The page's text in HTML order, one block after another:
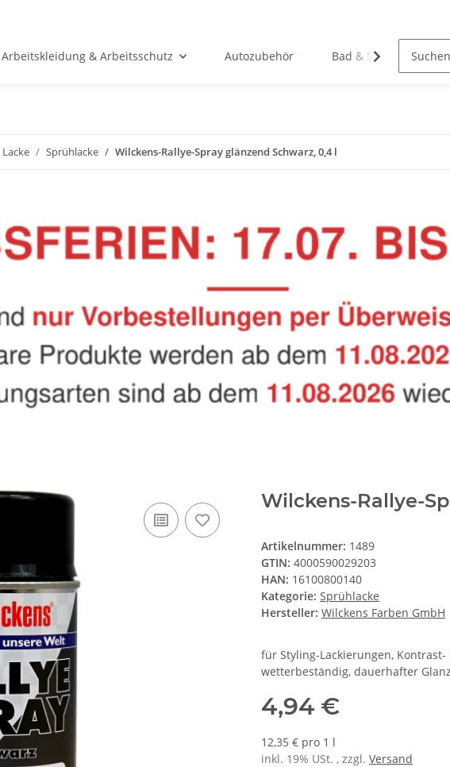
Arbeitskleidung & Arbeitsschutz Autozubehör Bad & Sanitär
Lacke Sprühlacke Wilckens-Rallye-Spray glänzend Schwarz, 0,4 l
Wilckens-Rallye-
Artikelnummer: 1489
GTIN: 4000590029203
HAN: 16100800140
Kategorie: Sprühlacke
Hersteller: Wilckens Farben GmbH
für Styling-Lackierungen,
wetterbeständig, dauerhafter
4,94 €
12,35 € pro 1 l
inkl. 19% USt. , zzgl. Versand